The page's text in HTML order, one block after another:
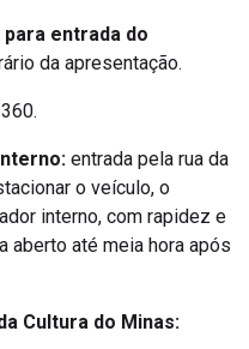
entrada do
da apresentação.
entrada pela rua da
o veículo, o
interno, com rapidez e
aberto até meia hora após
Cultura do Minas: